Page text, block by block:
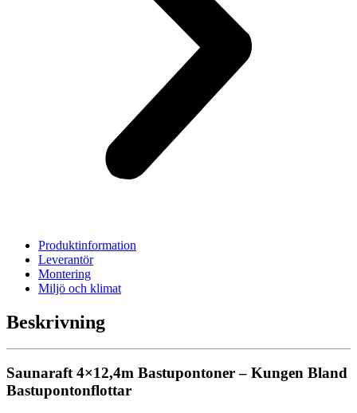
Produktinformation
Leverantör
Montering
Miljö och klimat
Beskrivning
Saunaraft 4×12,4m Bastupontoner – Kungen Bland
Bastupontonflottar